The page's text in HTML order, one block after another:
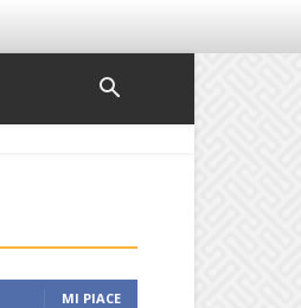
MI PIACE